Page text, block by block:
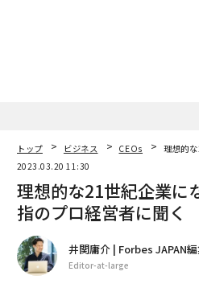
トップ ビジネス CEOs
理想的
2023.03.20 11:30
理想的な21世紀企業
指のプロ経営者に聞く
井関庸介 | Forbes JAPAN
Editor-at-large